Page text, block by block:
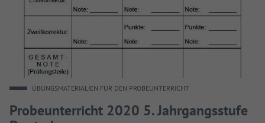
ÜBUNGSMATERIALIEN FÜR DEN PROBEUNTERRICHT
Probeunterricht 2020 5. Jahrgangsstufe